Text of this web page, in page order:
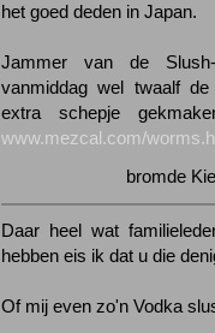
het goed deden in Japan.
Jammer van de
vanmiddag wel twaalf
extra schepje
www.mezcal.com/
bromde
Daar heel wat
hebben eis ik dat u die
Of mij even zo'n Vodka